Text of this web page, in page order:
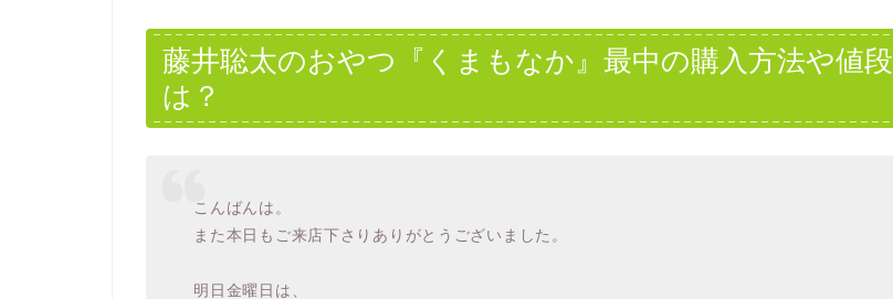
藤井聡太のおやつ『くまもなか』最中の購入方法や値段
は？
こんばんは。
また本日もご来店下さりありがとうございました。
明日金曜日は、